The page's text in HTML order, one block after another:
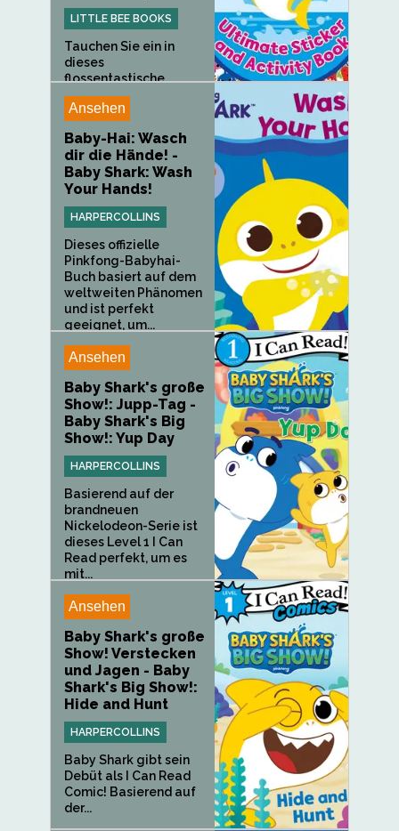
LITTLE BEE BOOKS
Tauchen Sie ein in
dieses
flossentastische...
Ansehen
Baby-Hai: Wasch
dir die Hände! -
Baby Shark: Wash
Your Hands!
HARPERCOLLINS
Dieses offizielle
Pinkfong-Babyhai-
Buch basiert auf dem
weltweiten Phänomen
und ist perfekt
geeignet, um...
Ansehen
Baby Shark's große
Show!: Jupp-Tag -
Baby Shark's Big
Show!: Yup Day
HARPERCOLLINS
Basierend auf der
brandneuen
Nickelodeon-Serie ist
dieses Level 1 I Can
Read perfekt, um es
mit...
Ansehen
Baby Shark's große
Show! Verstecken
und Jagen - Baby
Shark's Big Show!:
Hide and Hunt
HARPERCOLLINS
Baby Shark gibt sein
Debüt als I Can Read
Comic! Basierend auf
der...